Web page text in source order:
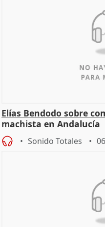
Elías Bendodo sobre
machista en Andalucía
Sonido Totales